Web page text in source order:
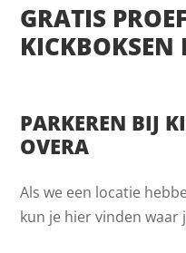
GRATIS
KICKBOKSEN
PARKEREN BIJ
OVERA
Als we een locatie
kun je hier vinden waar